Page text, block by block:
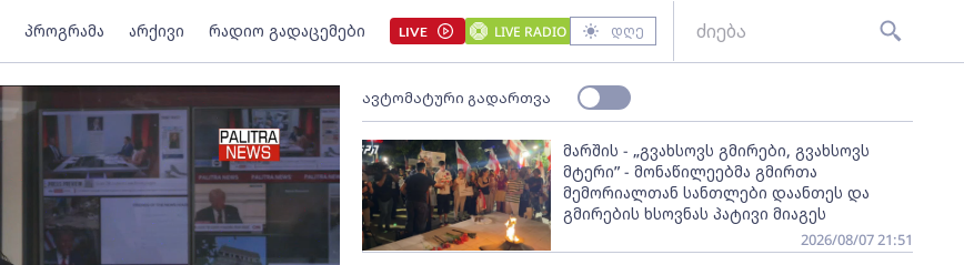
პროგრამა არქივი რადიო გადაცემები LIVE LIVE RADIO დღე
ავტომატური გადართვა
მარშის - „გვახსოვს გმირები, გვახსოვს
მტერი” - მონაწილეებმა გმირთა
მემორიალთან სანთლები დაანთეს და
გმირების ხსოვნას პატივი მიაგეს
2026/08/07 21:51